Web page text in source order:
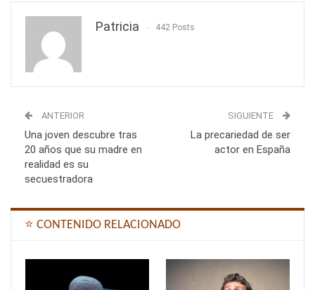
Patricia 442 Posts
ANTERIOR
Una joven descubre tras
20 años que su madre en
realidad es su
secuestradora
SIGUIENTE
La precariedad de ser
actor en España
⭐ CONTENIDO RELACIONADO